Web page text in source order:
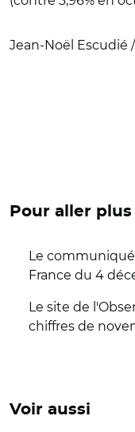
Jean-Noël Escudié
Pour aller
Le
France du 4
Le site de
chiffres de
Voir aussi